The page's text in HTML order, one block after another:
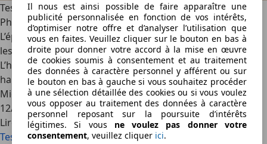
Test comparatif: Audi A8 3.0 TDI vs. Jaguar XJ 2.7D et VW
Phaeton 3.0 TDI – Economiser
L’époque où de gigantesques douze cylindres attendaient
les PDG à la sortie du bureau est bel et bien révolue.
L’heure est aujourd’hui à l’économie, y compris aux plus
hauts rangs.
Michael Gebhardt Photos: Michael Blumenstein·
12/02/2009·9 min lus
Lire la suite
Test comparatif: Audi A8 3.0 TDI vs. Jaguar XJ 2.7D et VW
Il nous est ainsi possible de faire apparaître une
publicité personnalisée en fonction de vos intérêts,
d’optimiser notre offre et d’analyser l’utilisation que
vous en faites. Veuillez cliquer sur le bouton en bas à
droite pour donner votre accord à la mise en œuvre
de cookies soumis à consentement et au traitement
des données à caractère personnel y afférent ou sur
le bouton en bas à gauche si vous souhaitez procéder
à une sélection détaillée des cookies ou si vous voulez
vous opposer au traitement des données à caractère
personnel reposant sur la poursuite d’intérêts
légitimes. Si vous ne voulez pas donner votre
consentement, veuillez cliquer ici.